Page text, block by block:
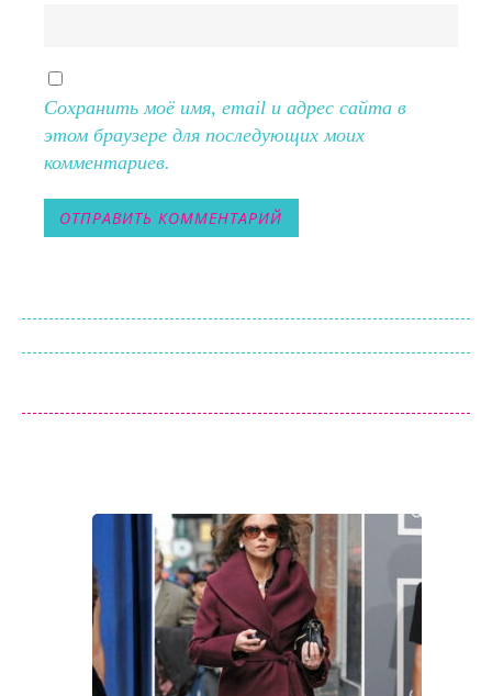
Сохранить моё имя, email и адрес сайта в
этом браузере для последующих моих
комментариев.